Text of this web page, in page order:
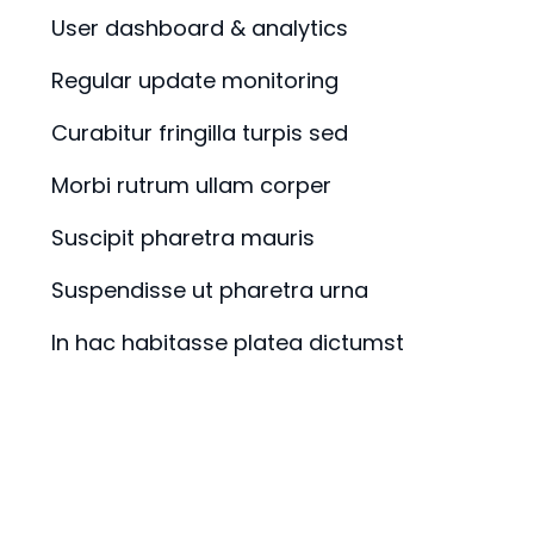
User dashboard & analytics
Regular update monitoring
Curabitur fringilla turpis sed
Morbi rutrum ullam corper
Suscipit pharetra mauris
Suspendisse ut pharetra urna
In hac habitasse platea dictumst